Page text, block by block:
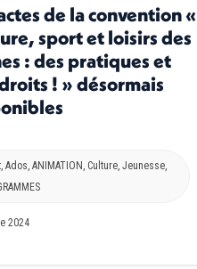
de la convention «
sport et loisirs des
: des pratiques et
! » désormais
, Ados ANIMATION Culture, Jeunesse,
2024